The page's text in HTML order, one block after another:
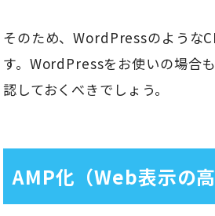
そのため、WordPressのような
す。WordPressをお使いの場合
認しておくべきでしょう。
AMP化（Web表示の高